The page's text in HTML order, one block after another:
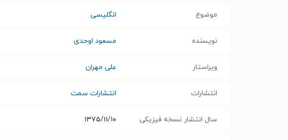
موضوع انگلیسی
نویسنده مسعود اوحدی
ویراستار علی مهران
انتشارات انتشارات سمت
سال انتشار نسخه فیزیکی ۱۳۷۵/۱۱/۱۰